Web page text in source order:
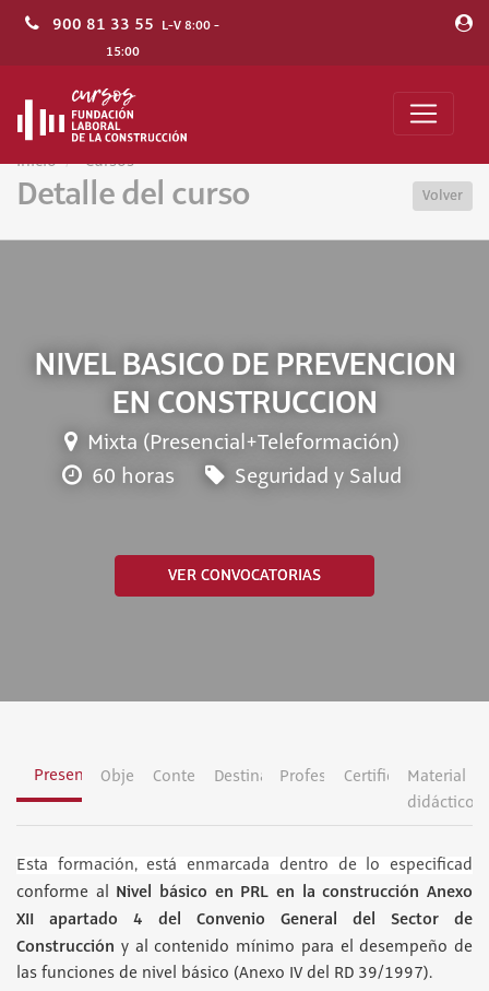
900 81 33 55 L-V 8:00 -
15:00
Inicio Cursos
Detalle del curso Volver
NIVEL BASICO DE PREVENCION
EN CONSTRUCCION
Mixta (Presencial+Teleformación)
60 horas
Seguridad y Salud
VER CONVOCATORIAS
PresentaciónObjetivosContenidosDestinatariosProfesoradoCertificaciónMaterial
didáctico
Esta formación, está enmarcada dentro de lo especificad
conforme al Nivel básico en PRL en la construcción Anexo
XII apartado 4 del Convenio General del Sector de
Construcción y al contenido mínimo para el desempeño de
las funciones de nivel básico (Anexo IV del RD 39/1997).